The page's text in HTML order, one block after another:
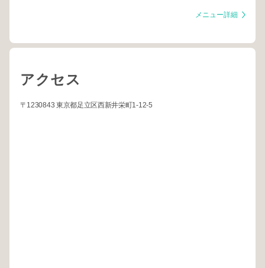
メニュー詳細
アクセス
〒1230843 東京都足立区西新井栄町1-12-5